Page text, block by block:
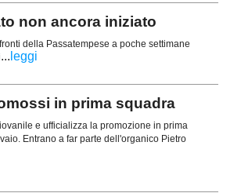
non ancora iniziato
della Passatempese a poche settimane
... leggi
in prima squadra
e ufficializza la promozione in prima
Entrano a far parte dell'organico Pietro